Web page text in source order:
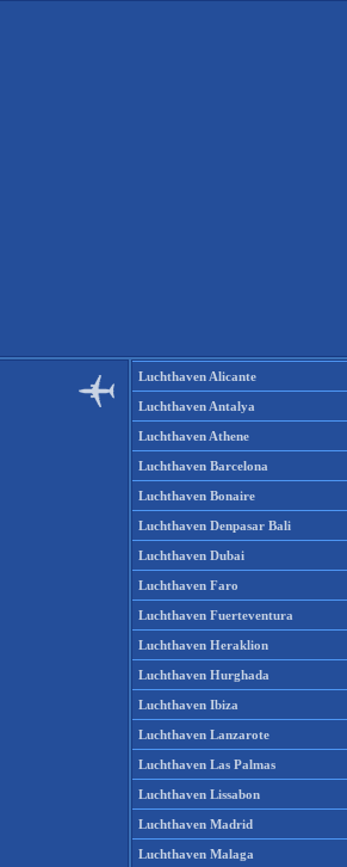
Luchthaven Alicante
Luchthaven Antalya
Luchthaven Athene
Luchthaven Barcelona
Luchthaven Bonaire
Luchthaven Denpasar Bali
Luchthaven Dubai
Luchthaven Faro
Luchthaven Fuerteventura
Luchthaven Heraklion
Luchthaven Hurghada
Luchthaven Ibiza
Luchthaven Lanzarote
Luchthaven Las Palmas
Luchthaven Lissabon
Luchthaven Madrid
Luchthaven Malaga